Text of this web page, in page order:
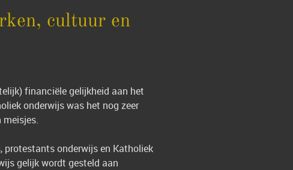
cultuur en
financiële gelijkheid aan het
onderwijs was het nog zeer
meisjes.
protestants onderwijs en Katholiek
gelijk wordt gesteld aan